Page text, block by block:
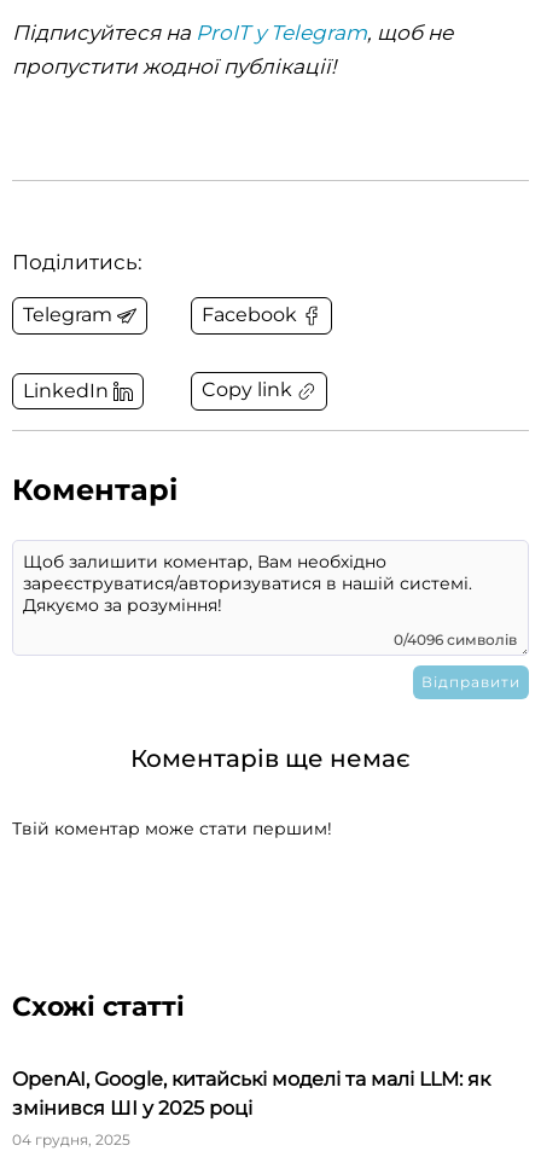
Підписуйтеся на ProIT у Telegram, щоб не
пропустити жодної публікації!
Поділитись:
Telegram Facebook
LinkedIn Copy link
Коментарі
0/4096 символів
Коментарів ще немає
Твій коментар може стати першим!
Схожі статті
OpenAI, Google, китайські моделі та малі LLM: як
змінився ШІ у 2025 році
04 грудня, 2025